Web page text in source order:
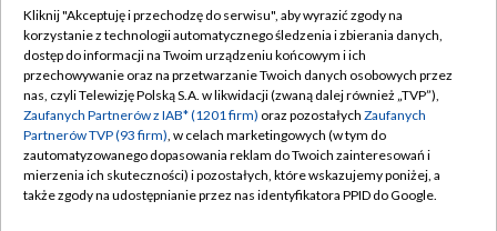
TVP
Abonament TVP
Emisja w TVP
Centrum informacji TVP
Naziemna Telewizja Cyfrowa
Regulamin TVP
Polityka prywatności
Moje zgody
Pomoc
Kliknij "Akceptuję i przechodzę do serwisu", aby wyrazić zgody na
korzystanie z technologii automatycznego śledzenia i zbierania danych,
dostęp do informacji na Twoim urządzeniu końcowym i ich
przechowywanie oraz na przetwarzanie Twoich danych osobowych przez
nas, czyli Telewizję Polską S.A. w likwidacji (zwaną dalej również „TVP”),
Zaufanych Partnerów z IAB* (1201 firm) oraz pozostałych Zaufanych
Partnerów TVP (93 firm), w celach marketingowych (w tym do
zautomatyzowanego dopasowania reklam do Twoich zainteresowań i
mierzenia ich skuteczności) i pozostałych, które wskazujemy poniżej, a
także zgody na udostępnianie przez nas identyfikatora PPID do Google.